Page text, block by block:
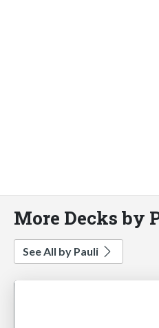
More Decks by
See All by Pauli